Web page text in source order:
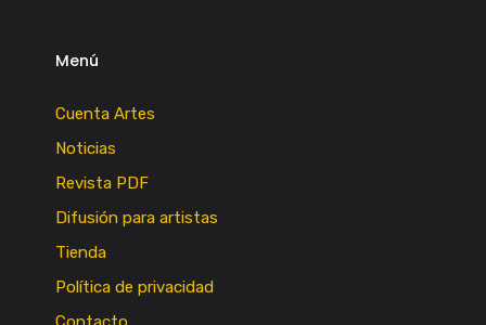
Menú
Cuenta Artes
Noticias
Revista PDF
Difusión para artistas
Tienda
Política de privacidad